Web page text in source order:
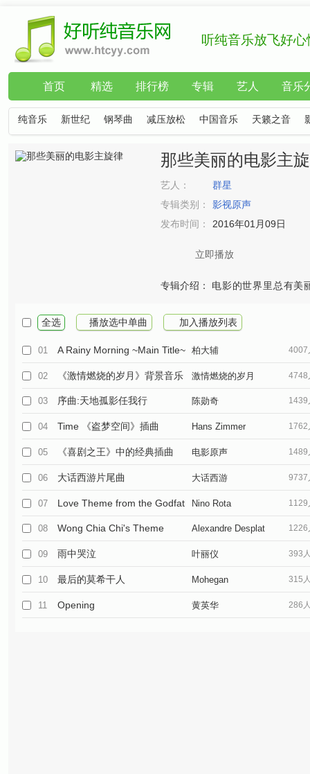
听纯音乐放飞好心
首页 精选 排行榜 专辑 艺人 音乐
纯音乐 新世纪 钢琴曲 减压放松 中国音乐 天籁之音
那些美丽的电影主
艺人：
群星
专辑类别：
影视原声
发布时间：
2016年01月09日
立即播放
专辑介绍： 电影的世界里总有美
全选 播放选中单曲 加入播放列表
01 A Rainy Morning ~Main Title~ 柏大辅 4007
02 《激情燃烧的岁月》背景音乐（小号）激情燃烧的岁月 4748
03 序曲:天地孤影任我行 陈勋奇 1439
04 Time 《盗梦空间》插曲 Hans Zimmer 1762
05 《喜剧之王》中的经典插曲 电影原声 1489
06 大话西游片尾曲 大话西游 9737
07 Love Theme from the GodfatherNino Rota 1129
08 Wong Chia Chi's Theme Alexandre Desplat 1226
09 雨中哭泣 叶丽仪 393
10 最后的莫希干人 Mohegan 315
11 Opening 黄英华 286